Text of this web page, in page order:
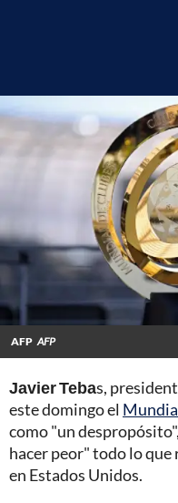
AFP AFP
Javier Tebas,
este domingo el
como "un
hacer peor" todo lo que
en Estados Unidos.